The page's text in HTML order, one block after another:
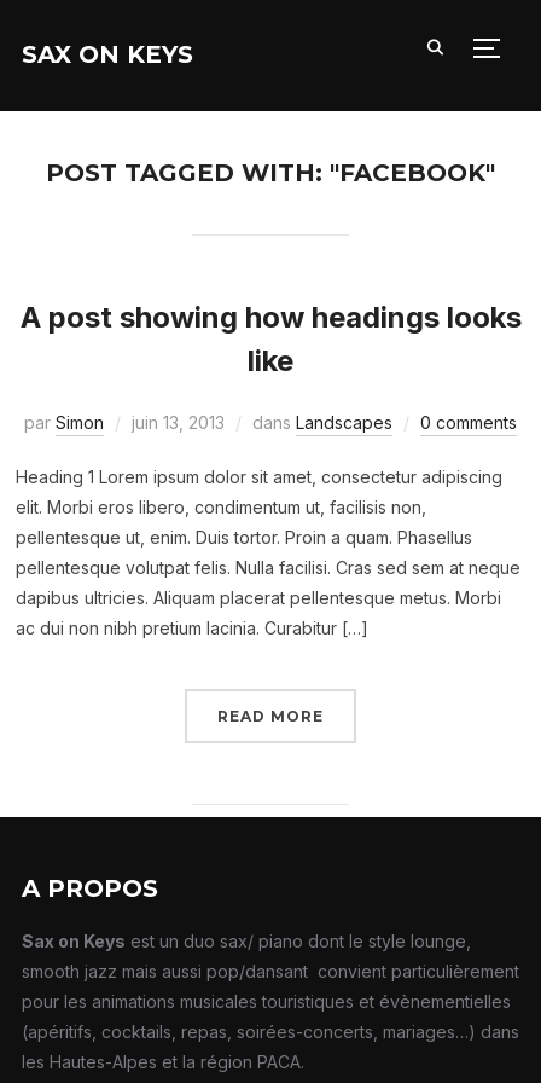
SAX ON KEYS
POST TAGGED WITH: "FACEBOOK"
A post showing how headings looks
like
par Simon juin 13, 2013 dans Landscapes 0 comments
Heading 1 Lorem ipsum dolor sit amet, consectetur adipiscing
elit. Morbi eros libero, condimentum ut, facilisis non,
pellentesque ut, enim. Duis tortor. Proin a quam. Phasellus
pellentesque volutpat felis. Nulla facilisi. Cras sed sem at neque
dapibus ultricies. Aliquam placerat pellentesque metus. Morbi
ac dui non nibh pretium lacinia. Curabitur […]
READ MORE
A PROPOS
Sax on Keys est un duo sax/ piano dont le style lounge,
smooth jazz mais aussi pop/dansant convient particulièrement
pour les animations musicales touristiques et évènementielles
(apéritifs, cocktails, repas, soirées-concerts, mariages…) dans
les Hautes-Alpes et la région PACA.